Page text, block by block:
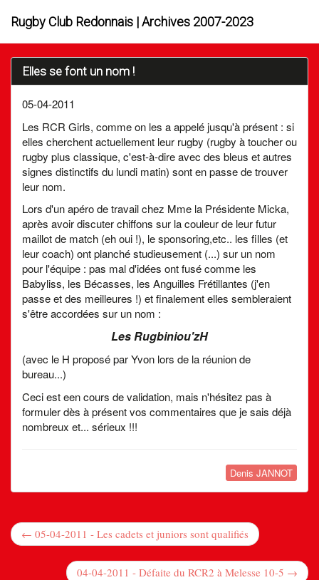
Rugby Club Redonnais | Archives 2007-2023
Elles se font un nom !
05-04-2011
Les RCR Girls, comme on les a appelé jusqu'à présent : si
elles cherchent actuellement leur rugby (rugby à toucher ou
rugby plus classique, c'est-à-dire avec des bleus et autres
signes distinctifs du lundi matin) sont en passe de trouver
leur nom.
Lors d'un apéro de travail chez Mme la Présidente Micka,
après avoir discuter chiffons sur la couleur de leur futur
maillot de match (eh oui !), le sponsoring,etc.. les filles (et
leur coach) ont planché studieusement (...) sur un nom
pour l'équipe : pas mal d'idées ont fusé comme les
Babyliss, les Bécasses, les Anguilles Frétillantes (j'en
passe et des meilleures !) et finalement elles sembleraient
s'être accordées sur un nom :
Les Rugbiniou'zH
(avec le H proposé par Yvon lors de la réunion de
bureau...)
Ceci est een cours de validation, mais n'hésitez pas à
formuler dès à présent vos commentaires que je sais déjà
nombreux et... sérieux !!!
Denis JANNOT
← 05-04-2011 - Les cadets et juniors sont qualifiés
04-04-2011 - Défaite du RCR2 à Melesse 10-5 →